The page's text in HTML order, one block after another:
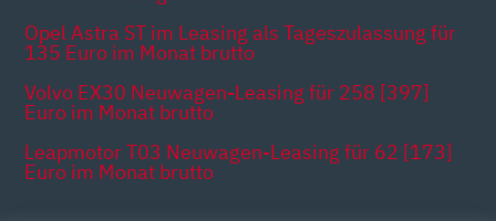
Opel Astra ST im Leasing als Tageszulassung für
135 Euro im Monat brutto
Volvo EX30 Neuwagen-Leasing für 258 [397]
Euro im Monat brutto
Leapmotor T03 Neuwagen-Leasing für 62 [173]
Euro im Monat brutto